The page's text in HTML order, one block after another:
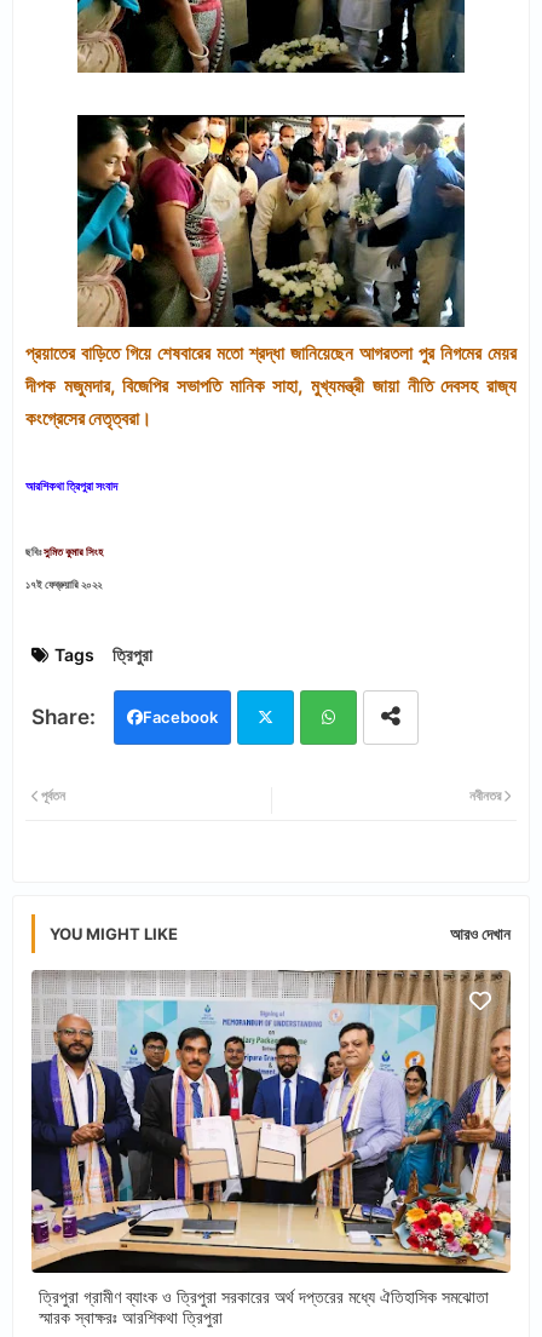
প্রয়াতের বাড়িতে গিয়ে শেষবারের মতো শ্রদ্ধা জানিয়েছেন আগরতলা পুর নিগমের মেয়র
দীপক মজুমদার, বিজেপির সভাপতি মানিক সাহা, মুখ্যমন্ত্রী জায়া নীতি দেবসহ রাজ্য
কংগ্রেসের নেতৃত্বরা।
আরশিকথা ত্রিপুরা সংবাদ
ছবিঃসুমিত কুমার সিংহ
১৭ই ফেব্রুয়ারি ২০২২
Tags ত্রিপুরা
Facebook
নবীনতর
পূর্বতন
YOU MIGHT LIKE আরও দেখান
ত্রিপুরা গ্রামীণ ব্যাংক ও ত্রিপুরা সরকারের অর্থ দপ্তরের মধ্যে ঐতিহাসিক সমঝোতা
স্মারক স্বাক্ষরঃ আরশিকথা ত্রিপুরা